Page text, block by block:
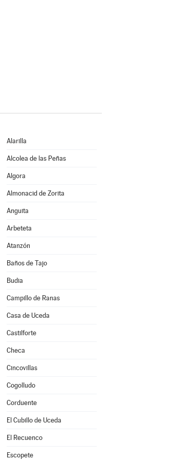
Alarilla
Alcolea de las Peñas
Algora
Almonacid de Zorita
Anguita
Arbeteta
Atanzón
Baños de Tajo
Budia
Campillo de Ranas
Casa de Uceda
Castilforte
Checa
Cincovillas
Cogolludo
Corduente
El Cubillo de Uceda
El Recuenco
Escopete